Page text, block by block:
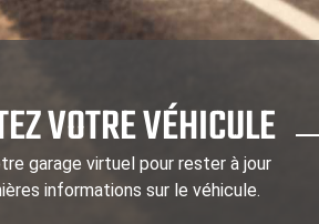
VOTRE VÉHICULE
garage virtuel pour rester à jour
informations sur le véhicule.